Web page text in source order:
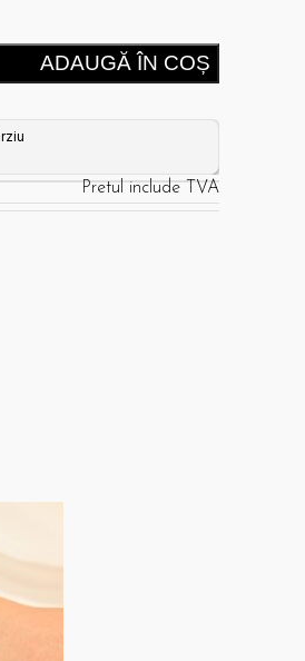
ADAUGĂ ÎN COȘ
Pretul include TVA